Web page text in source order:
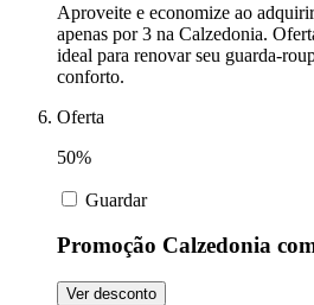
Aproveite e economize ao
apenas por 3 na Calzedonia.
ideal para renovar seu guarda-
conforto.
Oferta
50%
Guardar
Promoção Calzedonia
Ver desconto